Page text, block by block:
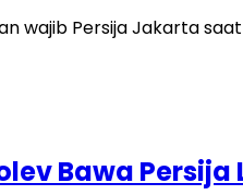
wajib Persija Jakarta
Bawa Persija